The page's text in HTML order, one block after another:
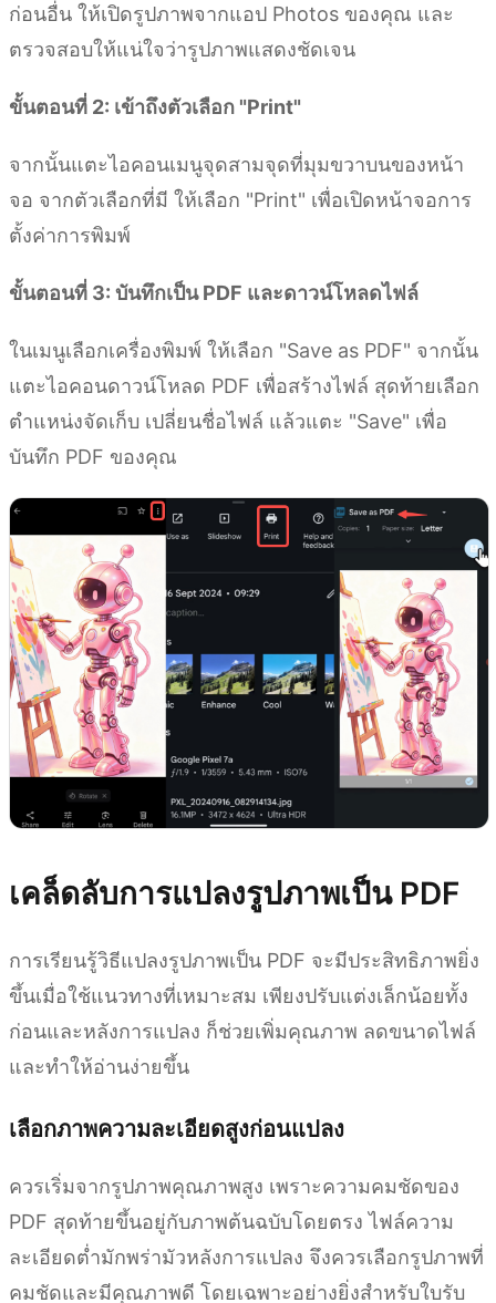
ก่อนอื่น ให้เปิดรูปภาพจากแอป Photos ของคุณ และ
ตรวจสอบให้แน่ใจว่ารูปภาพแสดงชัดเจน
ขั้นตอนที่ 2: เข้าถึงตัวเลือก "Print"
จากนั้นแตะไอคอนเมนูจุดสามจุดที่มุมขวาบนของหน้า
จอ จากตัวเลือกที่มี ให้เลือก "Print" เพื่อเปิดหน้าจอการ
ตั้งค่าการพิมพ์
ขั้นตอนที่ 3: บันทึกเป็น PDF และดาวน์โหลดไฟล์
ในเมนูเลือกเครื่องพิมพ์ ให้เลือก "Save as PDF" จากนั้น
แตะไอคอนดาวน์โหลด PDF เพื่อสร้างไฟล์ สุดท้ายเลือก
ตำแหน่งจัดเก็บ เปลี่ยนชื่อไฟล์ แล้วแตะ "Save" เพื่อ
บันทึก PDF ของคุณ
เคล็ดลับการแปลงรูปภาพเป็น PDF
การเรียนรู้วิธีแปลงรูปภาพเป็น PDF จะมีประสิทธิภาพยิ่ง
ขึ้นเมื่อใช้แนวทางที่เหมาะสม เพียงปรับแต่งเล็กน้อยทั้ง
ก่อนและหลังการแปลง ก็ช่วยเพิ่มคุณภาพ ลดขนาดไฟล์
และทำให้อ่านง่ายขึ้น
เลือกภาพความละเอียดสูงก่อนแปลง
ควรเริ่มจากรูปภาพคุณภาพสูง เพราะความคมชัดของ
PDF สุดท้ายขึ้นอยู่กับภาพต้นฉบับโดยตรง ไฟล์ความ
ละเอียดต่ำมักพร่ามัวหลังการแปลง จึงควรเลือกรูปภาพที่
คมชัดและมีคุณภาพดี โดยเฉพาะอย่างยิ่งสำหรับใบรับ